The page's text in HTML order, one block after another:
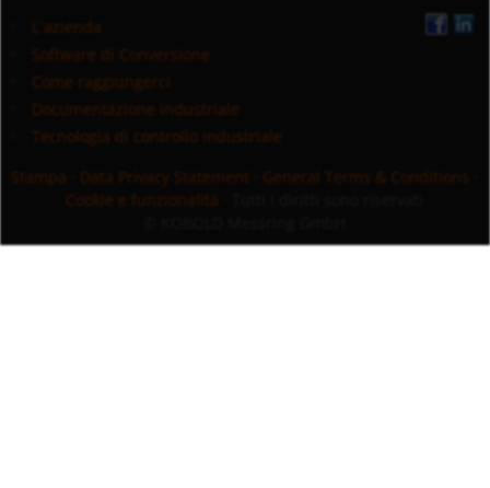
L`azienda
Software di Conversione
Come raggiungerci
Documentazione industriale
Tecnologia di controllo industriale
Stampa
Data Privacy Statement General Terms & Conditions
Cookie e funzionalità